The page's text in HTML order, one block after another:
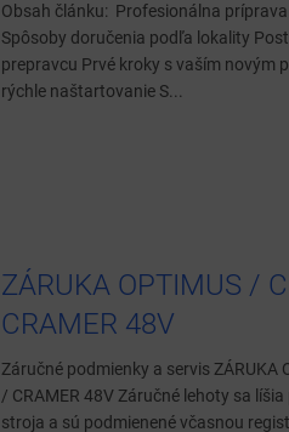
Obsah článku: Profesionálna
Spôsoby doručenia podľa lokality
prepravcu Prvé kroky s vaším novým
rýchle naštartovanie S...
ZÁRUKA OPTIMUS /
CRAMER 48V
Záručné podmienky a servis ZÁRUKA
/ CRAMER 48V Záručné lehoty sa
stroja a sú podmienené včasnou